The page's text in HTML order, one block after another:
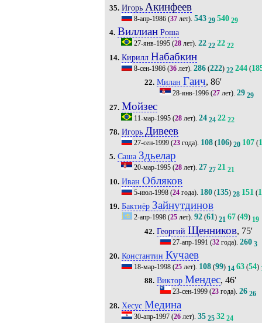
35. Игорь Акинфеев
8-апр-1986(37лет). 543 29 540 29
4. ВиллианРоша
27-янв-1995(28лет). 22 22 22 22
14. Кирилл Набабкин
8-сен-1986(36лет). 286(222) 22 244(
22. Милан Гаич, 86'
28-янв-1996 (27 лет).29 29
27. Мойзес
11-мар-1995(28лет). 24 24 22 22
78. Игорь Дивеев
27-сен-1999(23года). 108(106) 20 107(
5. Саша Здьелар
20-мар-1995(28лет). 27 27 21 21
10. Иван Обляков
5-июл-1998(24года). 180(135) 28 151 (
19. Бактиёр Зайнутдинов
2-апр-1998(25лет). 92(61) 21 67(49) 19
42. Георгий Щенников, 75'
27-апр-1991 (32 года).260 3
20. Константин Кучаев
18-мар-1998(25лет). 108(99) 14 63(54)
88. Виктор Мендес, 46'
23-сен-1999 (23 года).26 26
28. Хесус Медина
30-апр-1997(26лет). 35 25 32 24